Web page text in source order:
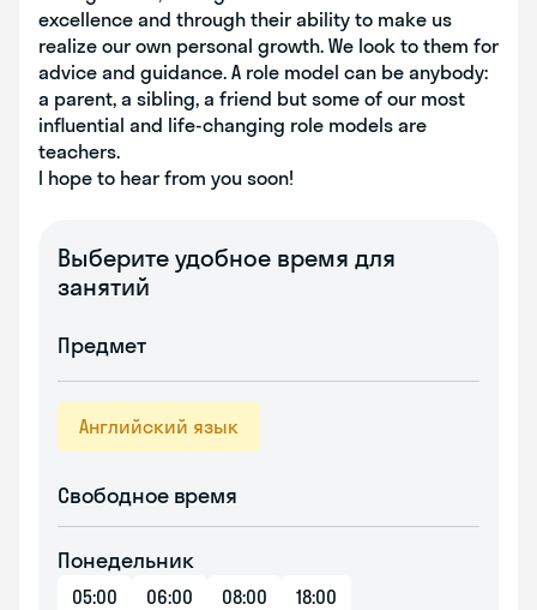
excellence and through their ability to make us
realize our own personal growth. We look to them for
advice and guidance. A role model can be anybody:
a parent, a sibling, a friend but some of our most
influential and life-changing role models are
teachers.
I hope to hear from you soon!
Выберите удобное время для
занятий
Предмет
Английский язык
Свободное время
Понедельник
05:00 06:00 08:00 18:00